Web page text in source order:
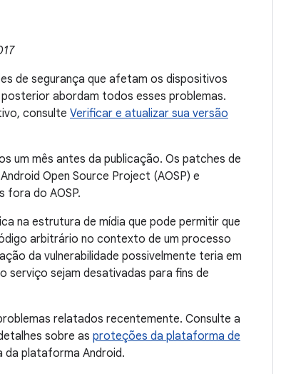
de segurança que afetam os dispositivos
abordam todos esses problemas.
consulte Verificar e atualizar sua versão
um mês antes da publicação. Os patches de
Open Source Project (AOSP) e
fora do AOSP.
na estrutura de mídia que pode permitir que
arbitrário no contexto de um processo
da vulnerabilidade possivelmente teria em
serviço sejam desativadas para fins de
relatados recentemente. Consulte a
sobre as proteções da plataforma de
da plataforma Android.